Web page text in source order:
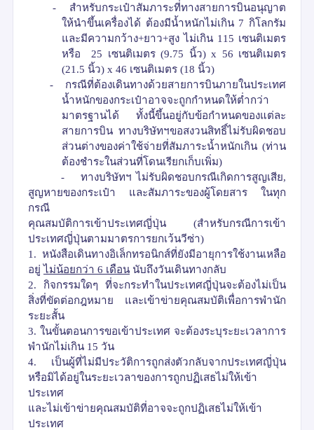
- สำหรับกระเป๋าสัมภาระที่ทางสายการบินอนุญาต
ให้นำขึ้นเครื่องได้ ต้องมีน้ำหนักไม่เกิน 7กิโลกรัม
และมีความกว้าง+ยาว+สูง ไม่เกิน 115 เซนติเมตร
หรือ 25 เซนติเมตร (9.75 นิ้ว) x 56 เซนติเมตร
(21.5 นิ้ว) x 46 เซนติเมตร (18 นิ้ว)
- กรณีที่ต้องเดินทางด้วยสายการบินภายในประเทศ
น้ำหนักของกระเป๋าอาจจะถูกกำหนดให้ต่ำกว่า
มาตรฐานได้ ทั้งนี้ขึ้นอยู่กับข้อกำหนดของแต่ละ
สายการบิน ทางบริษัทฯขอสงวนสิทธิ์ไม่รับผิดชอบ
ส่วนต่างของค่าใช้จ่ายที่สัมภาระน้ำหนักเกิน (ท่าน
ต้องชำระในส่วนที่โดนเรียกเก็บเพิ่ม)
-ทางบริษัทฯ ไม่รับผิดชอบกรณีเกิดการสูญเสีย,
สูญหายของกระเป๋า และสัมภาระของผู้โดยสาร ในทุก
กรณี
คุณสมบัติการเข้าประเทศญี่ปุ่น (สำหรับกรณีการเข้า
ประเทศญี่ปุ่นตามมาตรการยกเว้นวีซ่า)
1. หนังสือเดินทางอิเล็กทรอนิกส์ที่ยังมีอายุการใช้งานเหลือ
อยู่ไม่น้อยกว่า 6 เดือน นับถึงวันเดินทางกลับ
2. กิจกรรมใดๆ ที่จะกระทำในประเทศญี่ปุ่นจะต้องไม่เป็น
สิ่งที่ขัดต่อกฎหมาย และเข้าข่ายคุณสมบัติเพื่อการพำนัก
ระยะสั้น
3. ในขั้นตอนการขอเข้าประเทศ จะต้องระบุระยะเวลาการ
พำนักไม่เกิน 15 วัน
4. เป็นผู้ที่ไม่มีประวัติการถูกส่งตัวกลับจากประเทศญี่ปุ่น
หรือมิได้อยู่ในระยะเวลาของการถูกปฏิเสธไม่ให้เข้า
ประเทศ
และไม่เข้าข่ายคุณสมบัติที่อาจจะถูกปฏิเสธไม่ให้เข้า
ประเทศ